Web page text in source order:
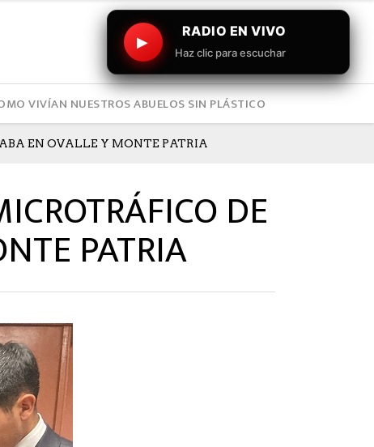
▶
RADIO EN VIVO
Haz clic para escuchar
VIVÍAN NUESTROS ABUELOS SIN PLÁSTICO
EN OVALLE Y MONTE PATRIA
DE
PATRIA